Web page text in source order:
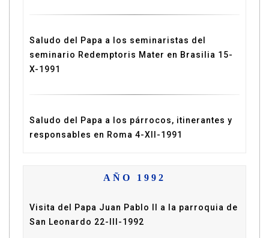
Saludo del Papa a los seminaristas del
seminario Redemptoris Mater en Brasilia 15-
X-1991
Saludo del Papa a los párrocos, itinerantes y
responsables en Roma 4-XII-1991
AÑO 1992
Visita del Papa Juan Pablo II a la parroquia de
San Leonardo 22-III-1992